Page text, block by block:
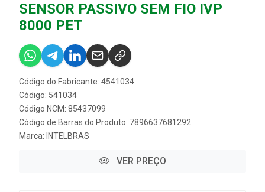
SENSOR PASSIVO SEM FIO IVP
8000 PET
Código do Fabricante: 4541034
Código: 541034
Código NCM: 85437099
Código de Barras do Produto: 7896637681292
Marca: INTELBRAS
VER PREÇO